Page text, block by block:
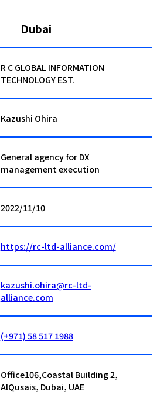
Dubai
R C GLOBAL INFORMATION
TECHNOLOGY EST.
Kazushi Ohira
General agency for DX
management execution
2022/11/10
https://rc-ltd-alliance.com/
kazushi.ohira@rc-ltd-
alliance.com
(+971) 58 517 1988
Office106,Coastal Building 2,
AlQusais, Dubai, UAE